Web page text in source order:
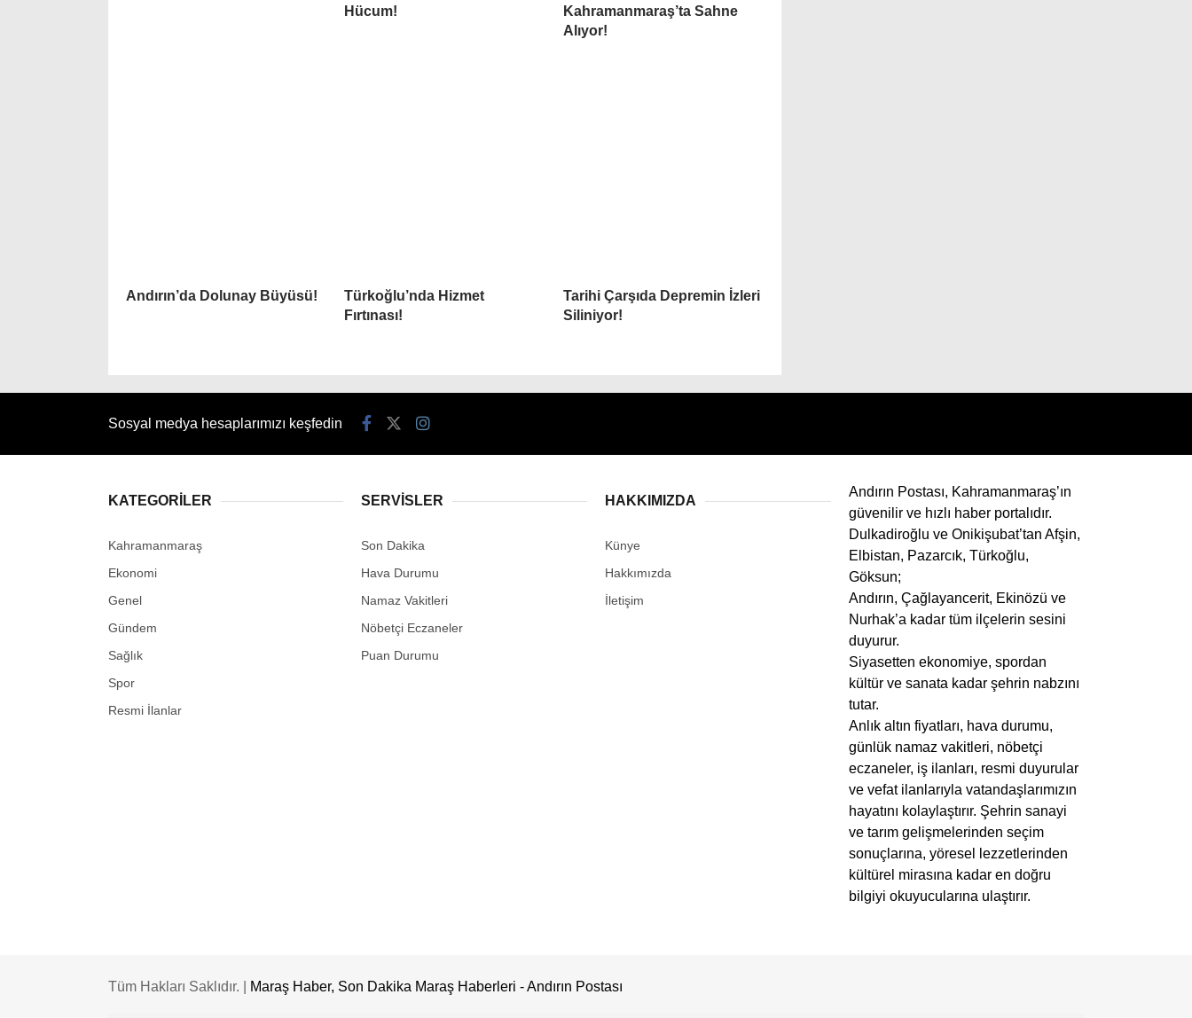
Hücum!
Kahramanmaraş’ta Sahne
Alıyor!
Andırın’da Dolunay Büyüsü!
Türkoğlu’nda Hizmet
Fırtınası!
Tarihi Çarşıda Depremin İzleri
Siliniyor!
Sosyal medya hesaplarımızı keşfedin
KATEGORİLER
Kahramanmaraş
Ekonomi
Genel
Gündem
Sağlık
Spor
Resmi İlanlar
SERVİSLER
Son Dakika
Hava Durumu
Namaz Vakitleri
Nöbetçi Eczaneler
Puan Durumu
HAKKIMIZDA
Künye
Hakkımızda
İletişim
Andırın Postası, Kahramanmaraş’ın
güvenilir ve hızlı haber portalıdır.
Dulkadiroğlu ve Onikişubat’tan Afşin,
Elbistan, Pazarcık, Türkoğlu,
Göksun;
Andırın, Çağlayancerit, Ekinözü ve
Nurhak’a kadar tüm ilçelerin sesini
duyurur.
Siyasetten ekonomiye, spordan
kültür ve sanata kadar şehrin nabzını
tutar.
Anlık altın fiyatları, hava durumu,
günlük namaz vakitleri, nöbetçi
eczaneler, iş ilanları, resmi duyurular
ve vefat ilanlarıyla vatandaşlarımızın
hayatını kolaylaştırır. Şehrin sanayi
ve tarım gelişmelerinden seçim
sonuçlarına, yöresel lezzetlerinden
kültürel mirasına kadar en doğru
bilgiyi okuyucularına ulaştırır.
Tüm Hakları Saklıdır. | Maraş Haber, Son Dakika Maraş Haberleri - Andırın Postası